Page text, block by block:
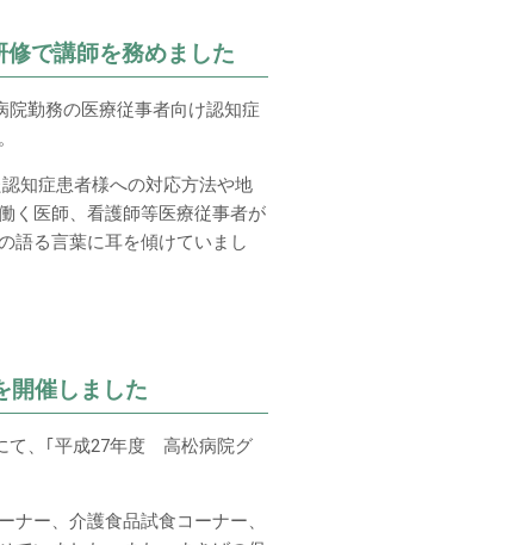
で講師を務めました
院勤務の医療従事者向け認知症
知症患者様への対応方法や地
く医師、看護師等医療従事者が
語る言葉に耳を傾けていまし
催しました
て、｢平成27年度 高松病院グ
ー、介護食品試食コーナー、